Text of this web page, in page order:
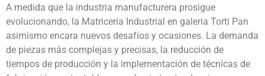
A medida que la industria manufacturera prosigue
evolucionando, la Matricería Industrial en galeria Torti Pan
asimismo encara nuevos desafíos y ocasiones. La demanda
de piezas más complejas y precisas, la reducción de
tiempos de producción y la implementación de técnicas de